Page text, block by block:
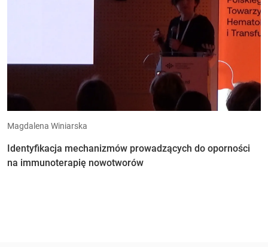
Magdalena Winiarska
Identyfikacja mechanizmów prowadzących do oporności
na immunoterapię nowotworów